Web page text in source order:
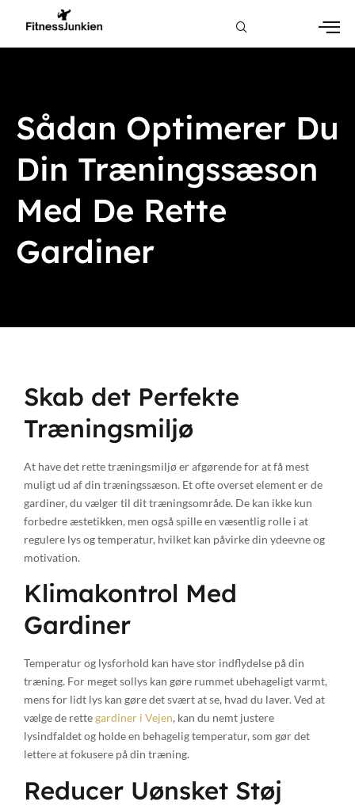
Sådan Optimerer Du
Din Træningssæson
Med De Rette
Gardiner
Skab det Perfekte
Træningsmiljø
At have det rette træningsmiljø er afgørende for at få mest
muligt ud af din træningssæson. Et ofte overset element er de
gardiner, du vælger til dit træningsområde. De kan ikke kun
forbedre æstetikken, men også spille en væsentlig rolle i at
regulere lys og temperatur, hvilket kan påvirke din ydeevne og
motivation.
Klimakontrol Med
Gardiner
Temperatur og lysforhold kan have stor indflydelse på din
træning. For meget sollys kan gøre rummet ubehageligt varmt,
mens for lidt lys kan gøre det svært at se, hvad du laver. Ved at
vælge de rettegardiner i Vejen, kan du nemt justere
lysindfaldet og holde en behagelig temperatur, som gør det
lettere at fokusere på din træning.
Reducer Uønsket Støj